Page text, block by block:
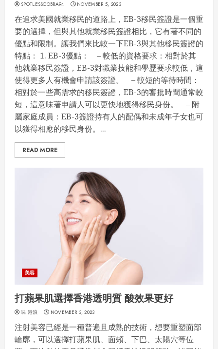
SPOTLESSCOBRA94 NOVEMBER 5, 2023
在追求美國就業移民的道路上，EB-3移民簽證是一個重
要的選擇，但與其他就業移民簽證相比，它有著不同的
優點和限制。讓我們來比較一下EB-3與其他移民簽證的
特點： 1. EB-3優點： – 較低的資格要求：相對於其
他就業移民簽證，EB-3對職業技能和學歷要求較低，這
使得更多人有機會申請該簽證。 – 較短的等待時間：
相對於一些高需求的移民簽證，EB-3的審批時間通常較
短，這意味著申請人可以更快地獲得移民身份。 – 附
屬家庭成員：EB-3簽證持有人的配偶和未成年子女也可
以獲得相應的移民身份。...
READ MORE
美容
打蘋果肌選擇香港透明質 酸效果更好
味 港浪 NOVEMBER 3, 2023
注射美容已經是一種普遍且成熟的技術，想要重塑面部
輪廓，可以選擇打蘋果肌、面頰、下巴、太陽穴等位